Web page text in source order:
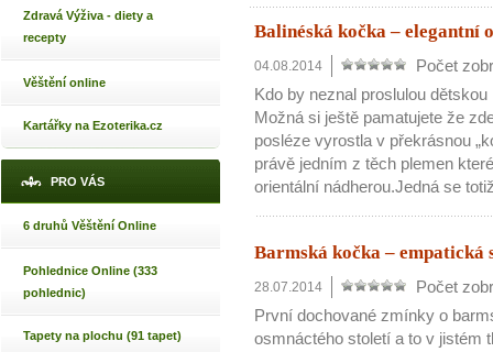
Zdravá Výživa - diety a
recepty
Věštění online
Kartářky na Ezoterika.cz
PRO VÁS
6 druhů Věštění Online
Pohlednice Online (333
pohlednic)
Tapety na plochu (91 tapet)
Balinéská kočka – elegantní
04.08.2014
Počet
Kdo by neznal proslulou
Možná si ještě pamatujete že
posléze vyrostla v překrásnou
právě jedním z těch plemen
orientální nádherou.Jedná se
Barmská kočka – empatická
28.07.2014
Počet
První dochované zmínky o
osmnáctého století a to v jistém